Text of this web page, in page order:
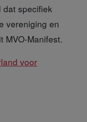
dat specifiek
vereniging en
MVO-Manifest.
voor